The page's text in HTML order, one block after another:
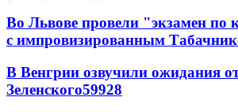
Во Львове провели "экзамен по
с импровизированным
В Венгрии озвучили ожидания
Зеленского59928